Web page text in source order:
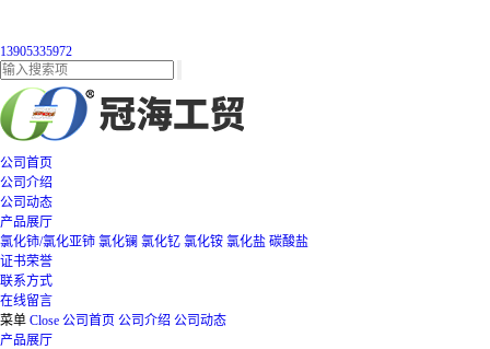
13905335972
公司首页
公司介绍
公司动态
产品展厅
氯化铈/氯化亚铈 氯化镧 氯化钇 氯化铵 氯化盐 碳酸盐
证书荣誉
联系方式
在线留言
菜单 Close 公司首页 公司介绍 公司动态
产品展厅